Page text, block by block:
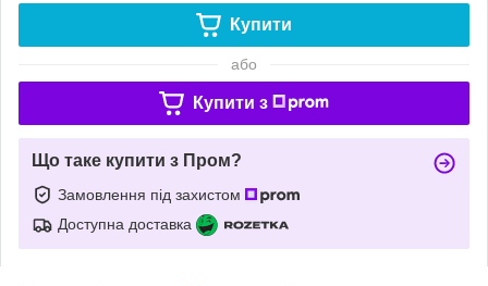
Купити
або
Купити з
Що таке купити з Пром?
Замовлення під захистом
Доступна доставка